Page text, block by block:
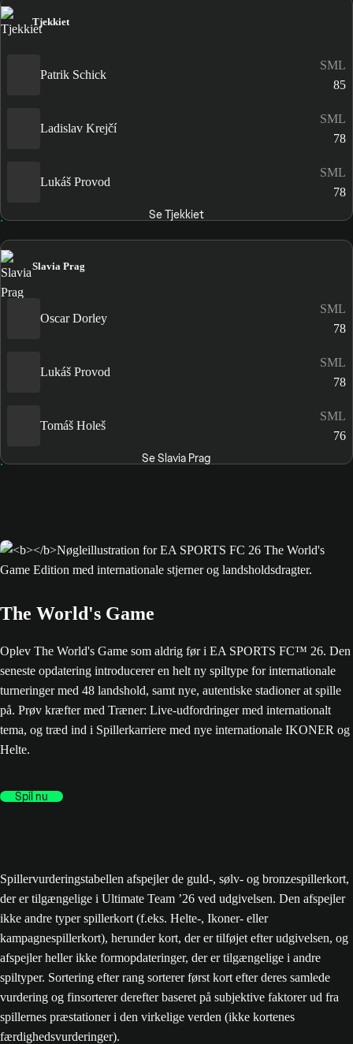
Tjekkiet
Patrik Schick
SML
85
Ladislav Krejčí
SML
78
Lukáš Provod
SML
78
Se Tjekkiet
Slavia Prag
Oscar Dorley
SML
78
Lukáš Provod
SML
78
Tomáš Holeš
SML
76
Se Slavia Prag
The World's Game
Oplev The World's Game som aldrig før i EA SPORTS FC™ 26. Den
seneste opdatering introducerer en helt ny spiltype for internationale
turneringer med 48 landshold, samt nye, autentiske stadioner at spille
på. Prøv kræfter med Træner: Live-udfordringer med internationalt
tema, og træd ind i Spillerkarriere med nye internationale IKONER og
Helte.
Spil nu
Spillervurderingstabellen afspejler de guld-, sølv- og bronzespillerkort,
der er tilgængelige i Ultimate Team ’26 ved udgivelsen. Den afspejler
ikke andre typer spillerkort (f.eks. Helte-, Ikoner- eller
kampagnespillerkort), herunder kort, der er tilføjet efter udgivelsen, og
afspejler heller ikke formopdateringer, der er tilgængelige i andre
spiltyper. Sortering efter rang sorterer først kort efter deres samlede
vurdering og finsorterer derefter baseret på subjektive faktorer ud fra
spillernes præstationer i den virkelige verden (ikke kortenes
færdighedsvurderinger).